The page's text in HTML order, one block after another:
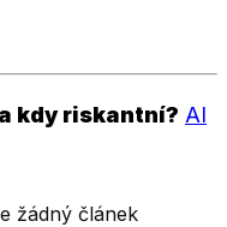
kdy riskantní? AI
žádný článek